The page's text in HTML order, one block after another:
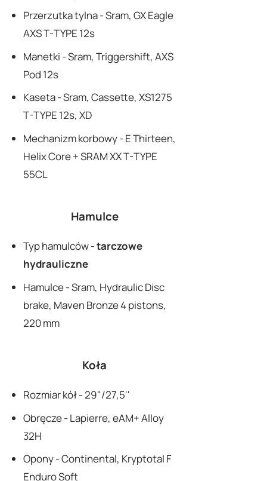
Przerzutka tylna - Sram, GX Eagle
AXS T-TYPE 12s
Manetki - Sram, Triggershift, AXS
Pod 12s
Kaseta - Sram, Cassette, XS1275
T-TYPE 12s, XD
Mechanizm korbowy - E Thirteen,
Helix Core + SRAM XX T-TYPE
55CL
Hamulce
Typ hamulców -tarczowe
hydrauliczne
Hamulce - Sram, Hydraulic Disc
brake, Maven Bronze 4 pistons,
220 mm
Koła
Rozmiar kół - 29"/27,5''
Obręcze - Lapierre, eAM+ Alloy
32H
Opony - Continental, Kryptotal F
Enduro Soft